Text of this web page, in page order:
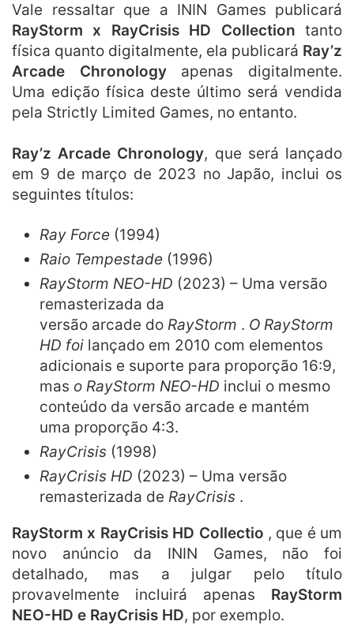
Vale ressaltar que a ININ Games publicará
RayStorm x RayCrisis HD Collection tanto
física quanto digitalmente, ela publicará Ray’z
Arcade Chronologyapenas digitalmente.
Uma edição física deste último será vendida
pela Strictly Limited Games, no entanto.
Ray’z Arcade Chronology, que será lançado
em 9 de março de 2023 no Japão, inclui os
seguintes títulos:
Ray Force (1994)
Raio Tempestade (1996)
RayStorm NEO-HD (2023) – Uma versão
remasterizada da
versão arcade do RayStorm . O RayStorm
HD foi lançado em 2010 com elementos
adicionais e suporte para proporção 16:9,
mas o RayStorm NEO-HD inclui o mesmo
conteúdo da versão arcade e mantém
uma proporção 4:3.
RayCrisis (1998)
RayCrisis HD (2023) – Uma versão
remasterizada de RayCrisis .
RayStorm x RayCrisis HD Collectio , que é um
novo anúncio da ININ Games, não foi
detalhado, mas a julgar pelo título
provavelmente incluirá apenas RayStorm
NEO-HD e RayCrisis HD, por exemplo.